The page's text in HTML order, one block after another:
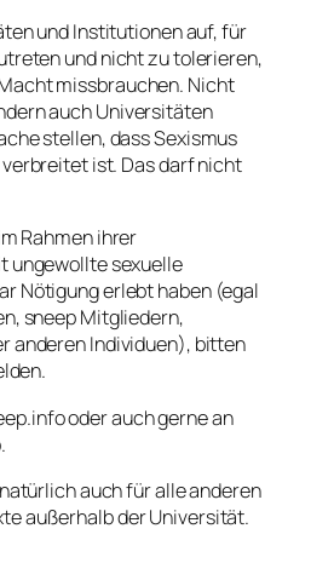
und Institutionen auf, für
und nicht zu tolerieren,
missbrauchen. Nicht
auch Universitäten
stellen, dass Sexismus
ist. Das darf nicht
Rahmen ihrer
ungewollte sexuelle
Nötigung erlebt haben (egal
sneep Mitgliedern,
anderen Individuen), bitten
oder auch gerne an
auch für alle anderen
außerhalb der Universität.